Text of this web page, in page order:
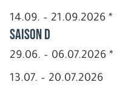
14.09. – 21.09.2026 *
Saison D
29.06. – 06.07.2026 *
13.07. – 20.07.2026